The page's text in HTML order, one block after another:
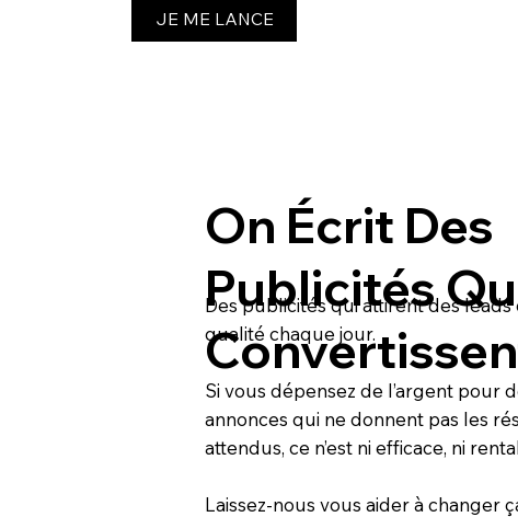
JE ME LANCE
On Écrit Des
Publicités
Des publicités qui attirent des leads
qualité chaque jour.
Si vous dépensez de l’argent pour
annonces qui ne donnent pas les
attendus, ce n’est ni efficace, ni
Laissez-nous vous aider à changer